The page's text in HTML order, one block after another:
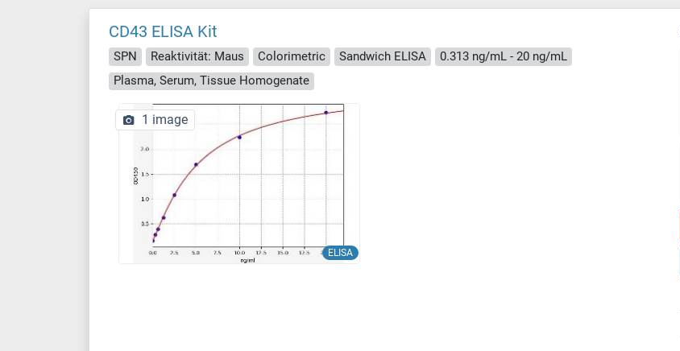
CD43 ELISA Kit
SPN Reaktivität: Maus Colorimetric Sandwich ELISA
0.313 ng/mL - 20 ng/mL
Plasma, Serum, Tissue Homogenate
ELISA
1 image